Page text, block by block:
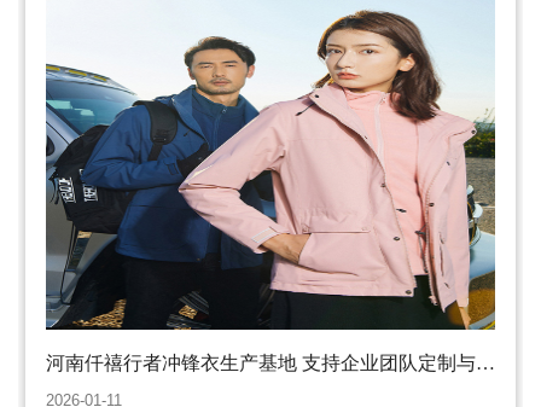
河南仟禧行者冲锋衣生产基地 支持企业团队定制与个
人专属设计，可灵活融入标识、配色与功能需求
2026-01-11